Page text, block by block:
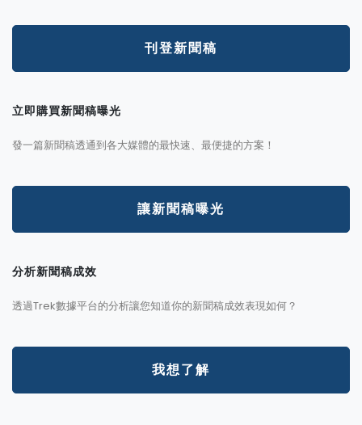
刊登新聞稿
立即購買新聞稿曝光
發一篇新聞稿透通到各大媒體的最快速、最便捷的方案！
讓新聞稿曝光
分析新聞稿成效
透過Trek數據平台的分析讓您知道你的新聞稿成效表現如何？
我想了解